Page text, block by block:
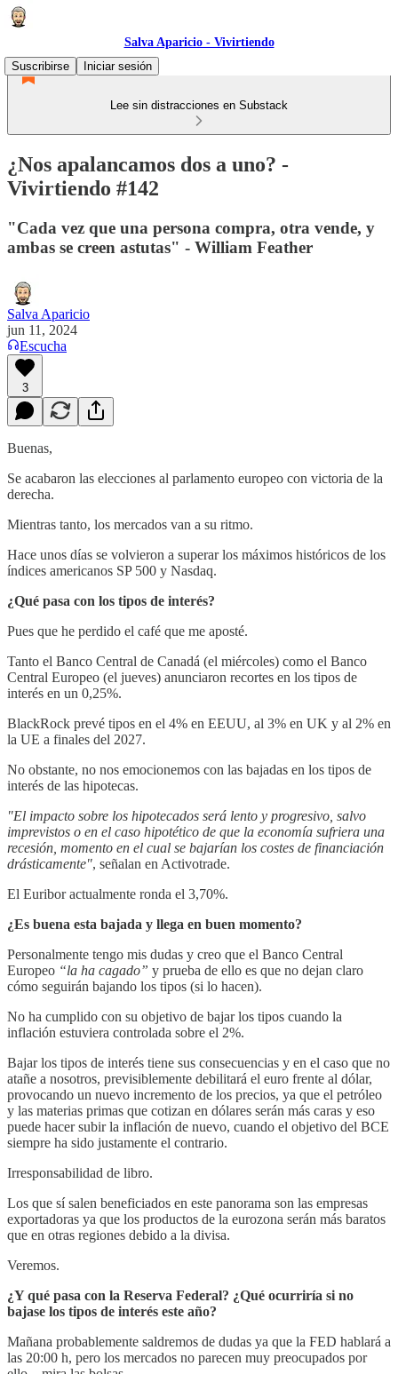
Salva Aparicio - Vivirtiendo
Suscribirse
Iniciar sesión
Lee sin distracciones en Substack
¿Nos apalancamos dos a uno? -
Vivirtiendo #142
"Cada vez que una persona compra, otra vende, y
ambas se creen astutas" - William Feather
Salva Aparicio
jun 11, 2024
Escucha
3
Buenas,
Se acabaron las elecciones al parlamento europeo con victoria de la
derecha.
Mientras tanto, los mercados van a su ritmo.
Hace unos días se volvieron a superar los máximos históricos de los
índices americanos SP 500 y Nasdaq.
¿Qué pasa con los tipos de interés?
Pues que he perdido el café que me aposté.
Tanto el Banco Central de Canadá (el miércoles) como el Banco
Central Europeo (el jueves) anunciaron recortes en los tipos de
interés en un 0,25%.
BlackRock prevé tipos en el 4% en EEUU, al 3% en UK y al 2% en
la UE a finales del 2027.
No obstante, no nos emocionemos con las bajadas en los tipos de
interés de las hipotecas.
"El impacto sobre los hipotecados será lento y progresivo, salvo
imprevistos o en el caso hipotético de que la economía sufriera una
recesión, momento en el cual se bajarían los costes de financiación
drásticamente", señalan en Activotrade.
El Euribor actualmente ronda el 3,70%.
¿Es buena esta bajada y llega en buen momento?
Personalmente tengo mis dudas y creo que el Banco Central
Europeo “la ha cagado” y prueba de ello es que no dejan claro
cómo seguirán bajando los tipos (si lo hacen).
No ha cumplido con su objetivo de bajar los tipos cuando la
inflación estuviera controlada sobre el 2%.
Bajar los tipos de interés tiene sus consecuencias y en el caso que no
atañe a nosotros, previsiblemente debilitará el euro frente al dólar,
provocando un nuevo incremento de los precios, ya que el petróleo
y las materias primas que cotizan en dólares serán más caras y eso
puede hacer subir la inflación de nuevo, cuando el objetivo del BCE
siempre ha sido justamente el contrario.
Irresponsabilidad de libro.
Los que sí salen beneficiados en este panorama son las empresas
exportadoras ya que los productos de la eurozona serán más baratos
que en otras regiones debido a la divisa.
Veremos.
¿Y qué pasa con la Reserva Federal? ¿Qué ocurriría si no
bajase los tipos de interés este año?
Mañana probablemente saldremos de dudas ya que la FED hablará a
las 20:00 h, pero los mercados no parecen muy preocupados por